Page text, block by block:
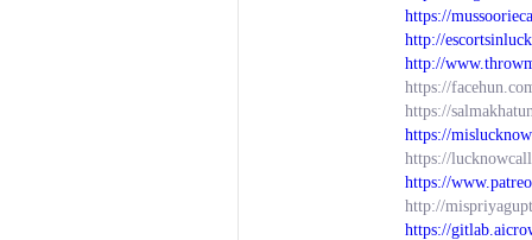
https://
http://
http://
https://
https://
https://
https://
https://
http://
https://